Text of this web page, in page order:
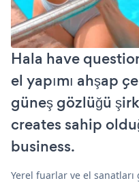
Hala have
el yapımı ahşap
güneş gözlüğü
creates sahip
business.
Yerel fuarlar ve el